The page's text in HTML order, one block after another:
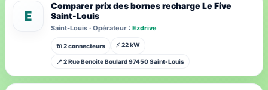
E
Comparer prix des bornes recharge Le Five
Saint-Louis
Saint-Louis · Opérateur : Ezdrive
🔌 2 connecteurs ⚡ 22 kW
📍 2 Rue Benoite Boulard 97450 Saint-Louis